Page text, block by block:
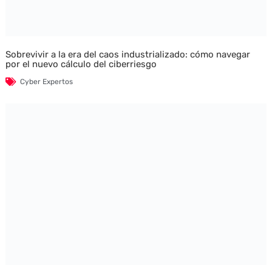
Sobrevivir a la era del caos industrializado: cómo navegar
por el nuevo cálculo del ciberriesgo
Cyber Expertos